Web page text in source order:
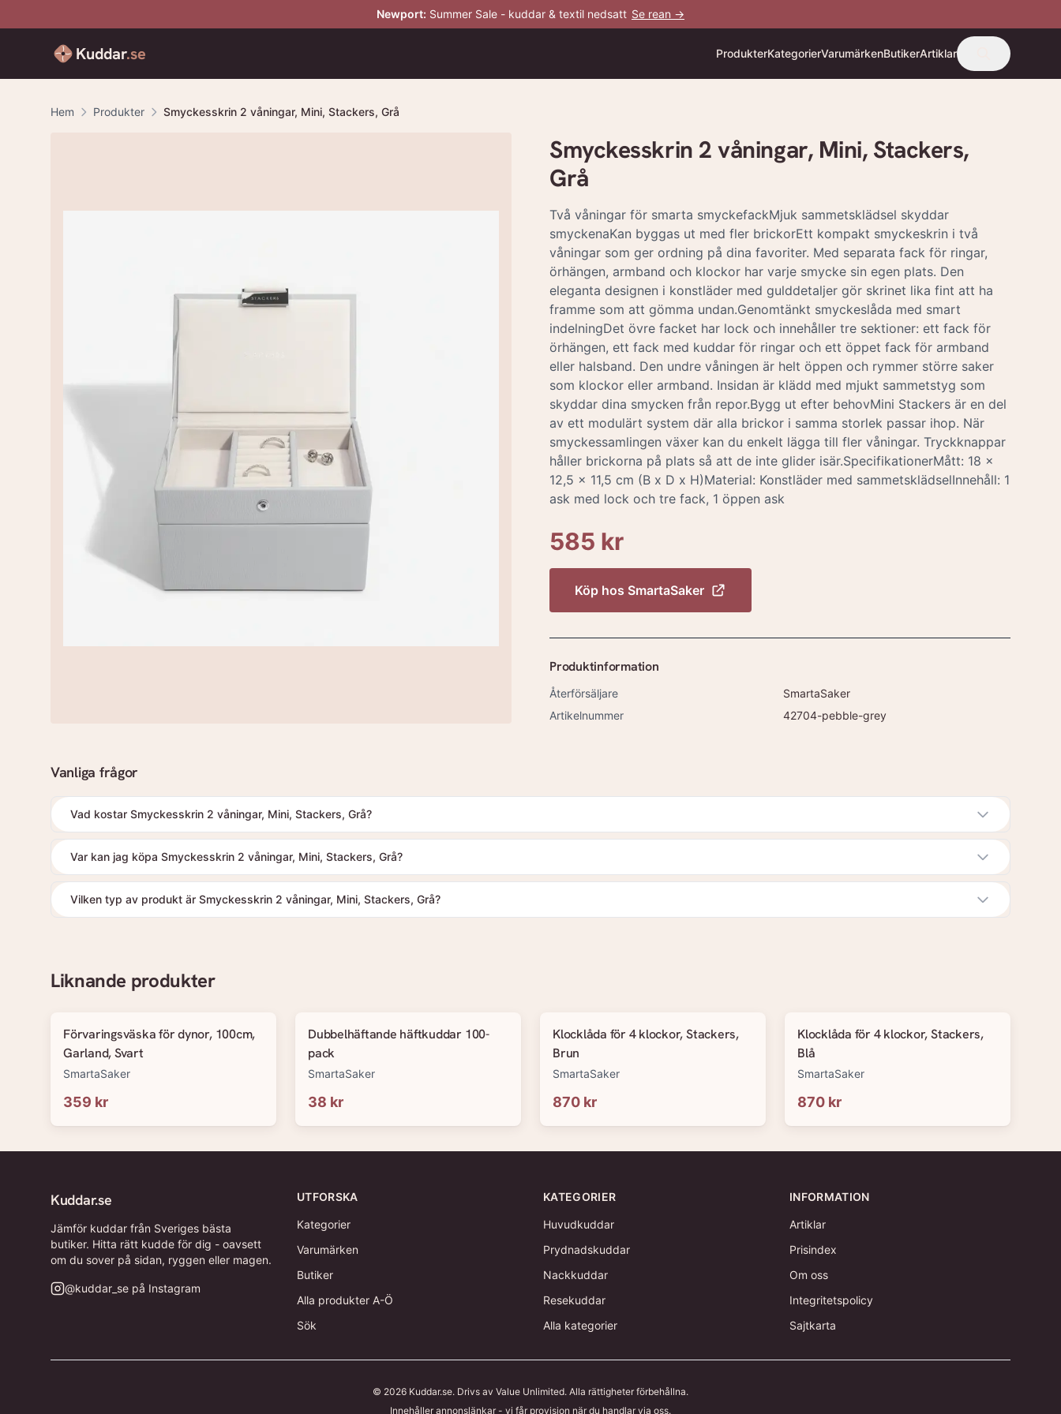
Newport: Summer Sale - kuddar & textil nedsatt Se rean →
Kuddar.se ProdukterKategorierVarumärkenButikerArtiklar
Hem Produkter Smyckesskrin 2 våningar, Mini, Stackers, Grå
Smyckesskrin 2 våningar, Mini, Stackers,
Grå
Två våningar för smarta smyckefackMjuk sammetsklädsel skyddar
smyckenaKan byggas ut med fler brickorEtt kompakt smyckeskrin i två
våningar som ger ordning på dina favoriter. Med separata fack för ringar,
örhängen, armband och klockor har varje smycke sin egen plats. Den
eleganta designen i konstläder med gulddetaljer gör skrinet lika fint att ha
framme som att gömma undan.Genomtänkt smyckeslåda med smart
indelningDet övre facket har lock och innehåller tre sektioner: ett fack för
örhängen, ett fack med kuddar för ringar och ett öppet fack för armband
eller halsband. Den undre våningen är helt öppen och rymmer större saker
som klockor eller armband. Insidan är klädd med mjukt sammetstyg som
skyddar dina smycken från repor.Bygg ut efter behovMini Stackers är en del
av ett modulärt system där alla brickor i samma storlek passar ihop. När
smyckessamlingen växer kan du enkelt lägga till fler våningar. Tryckknappar
håller brickorna på plats så att de inte glider isär.SpecifikationerMått: 18 x
12,5 x 11,5 cm (B x D x H)Material: Konstläder med sammetsklädselInnehåll: 1
ask med lock och tre fack, 1 öppen ask
585 kr
Köp hos SmartaSaker
Produktinformation
Återförsäljare
SmartaSaker
Artikelnummer
42704-pebble-grey
Vanliga frågor
Vad kostar Smyckesskrin 2 våningar, Mini, Stackers, Grå?
Var kan jag köpa Smyckesskrin 2 våningar, Mini, Stackers, Grå?
Vilken typ av produkt är Smyckesskrin 2 våningar, Mini, Stackers, Grå?
Liknande produkter
Förvaringsväska för dynor, 100cm,
Garland, Svart
SmartaSaker
359 kr
Dubbelhäftande häftkuddar 100-
pack
SmartaSaker
38 kr
Klocklåda för 4 klockor, Stackers,
Brun
SmartaSaker
870 kr
Klocklåda för 4 klockor, Stackers,
Blå
SmartaSaker
870 kr
Kuddar.se
Jämför kuddar från Sveriges bästa
butiker. Hitta rätt kudde för dig - oavsett
om du sover på sidan, ryggen eller magen.
@kuddar_se på Instagram
UTFORSKA
Kategorier
Varumärken
Butiker
Alla produkter A-Ö
Sök
KATEGORIER
Huvudkuddar
Prydnadskuddar
Nackkuddar
Resekuddar
Alla kategorier
INFORMATION
Artiklar
Prisindex
Om oss
Integritetspolicy
Sajtkarta
© 2026 Kuddar.se. Drivs av Value Unlimited. Alla rättigheter förbehållna.
Innehåller annonslänkar - vi får provision när du handlar via oss.